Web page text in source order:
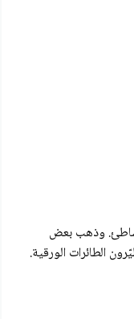
الشاطئ. وذهب بعض
لا يزالون يطيّرون الطائرات الورقية.